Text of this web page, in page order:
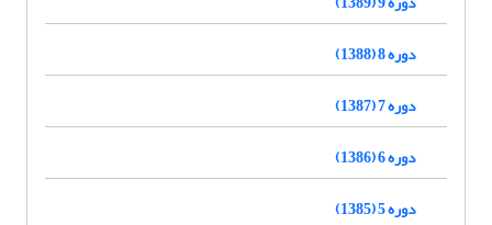
دوره 8 (1388)
دوره 7 (1387)
دوره 6 (1386)
دوره 5 (1385)